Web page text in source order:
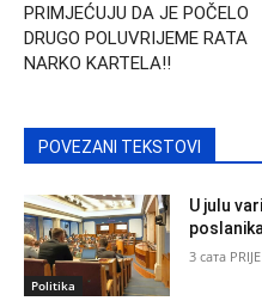
PRIMJEĆUJU DA JE POČELO
DRUGO POLUVRIJEME RATA
NARKO KARTELA!!
POVEZANI TEKSTOVI
Politika
U julu
poslanika
3 сата PRIJE